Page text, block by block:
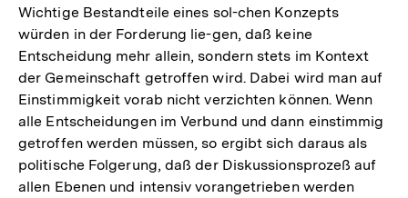
Wichtige Bestandteile eines sol-chen Konzepts
würden in der Forderung lie-gen, daß keine
Entscheidung mehr allein, sondern stets im Kontext
der Gemeinschaft getroffen wird. Dabei wird man auf
Einstimmigkeit vorab nicht verzichten können. Wenn
alle Entscheidungen im Verbund und dann einstimmig
getroffen werden müssen, so ergibt sich daraus als
politische Folgerung, daß der Diskussionsprozeß auf
allen Ebenen und intensiv vorangetrieben werden